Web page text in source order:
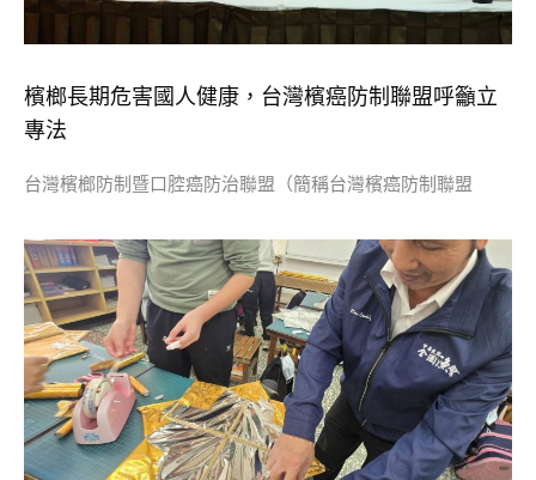
檳榔長期危害國人健康，台灣檳癌防制聯盟呼籲立
專法
台灣檳榔防制暨口腔癌防治聯盟（簡稱台灣檳癌防制聯盟